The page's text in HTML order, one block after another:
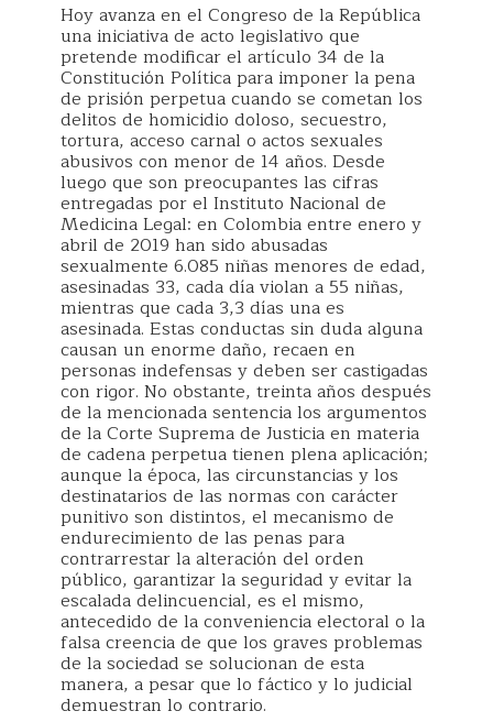
Hoy avanza en el Congreso de la República
una iniciativa de acto legislativo que
pretende modificar el artículo 34 de la
Constitución Política para imponer la pena
de prisión perpetua cuando se cometan los
delitos de homicidio doloso, secuestro,
tortura, acceso carnal o actos sexuales
abusivos con menor de 14 años. Desde
luego que son preocupantes las cifras
entregadas por el Instituto Nacional de
Medicina Legal: en Colombia entre enero y
abril de 2019 han sido abusadas
sexualmente 6.085 niñas menores de edad,
asesinadas 33, cada día violan a 55 niñas,
mientras que cada 3,3 días una es
asesinada. Estas conductas sin duda alguna
causan un enorme daño, recaen en
personas indefensas y deben ser castigadas
con rigor. No obstante, treinta años después
de la mencionada sentencia los argumentos
de la Corte Suprema de Justicia en materia
de cadena perpetua tienen plena aplicación;
aunque la época, las circunstancias y los
destinatarios de las normas con carácter
punitivo son distintos, el mecanismo de
endurecimiento de las penas para
contrarrestar la alteración del orden
público, garantizar la seguridad y evitar la
escalada delincuencial, es el mismo,
antecedido de la conveniencia electoral o la
falsa creencia de que los graves problemas
de la sociedad se solucionan de esta
manera, a pesar que lo fáctico y lo judicial
demuestran lo contrario.